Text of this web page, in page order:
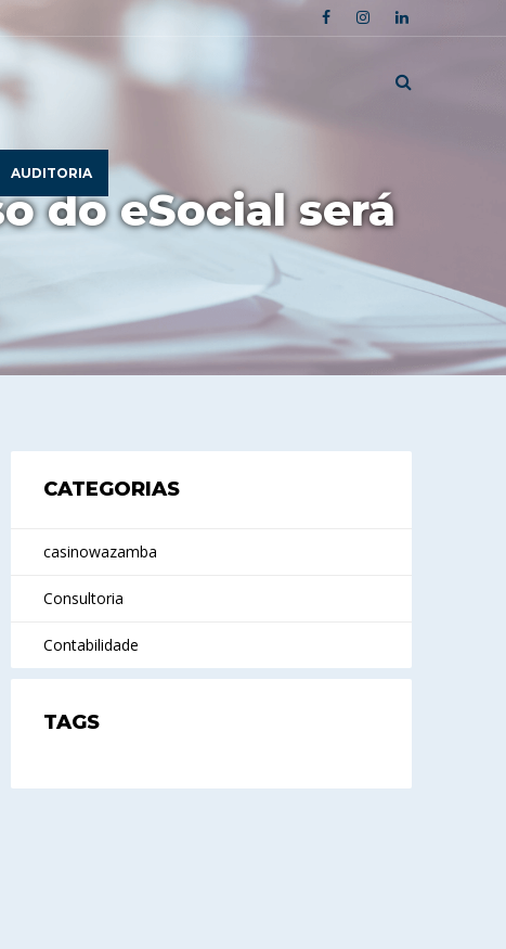
AUDITORIA
do eSocial será
CATEGORIAS
casinowazamba
Consultoria
Contabilidade
TAGS